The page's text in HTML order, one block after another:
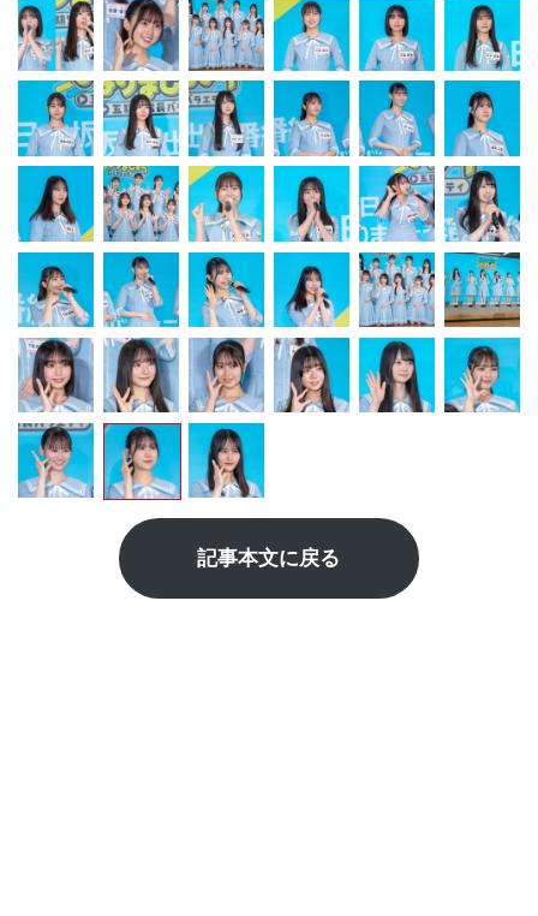
記事本文に戻る